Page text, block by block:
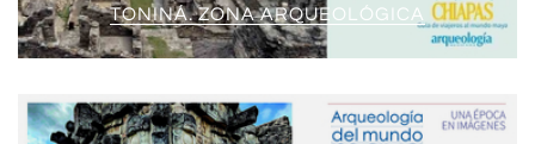
TONINÁ. ZONA ARQUEOLÓGICA